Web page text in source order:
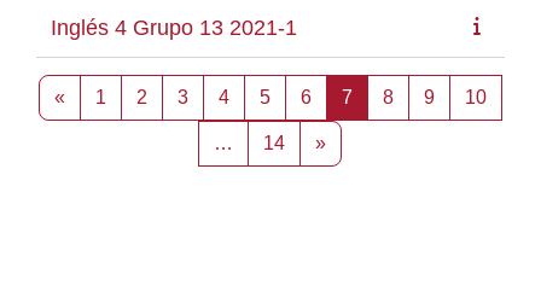
Inglés 4 Grupo 13 2021-1
« Página anterior
1 Página 1
2 Página 2
3Página 3
4Página 4
5Página 5
6Página 6
7 Página 7
8Página 8
9Página 9
10
… 14Página 14
»Siguiente página